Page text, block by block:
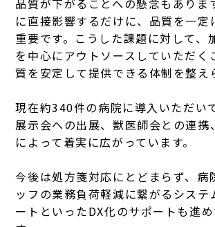
品質が下がることへの懸念もありま
に直接影響するだけに、品質を一定
重要です。こうした課題に対して、
を中心にアウトソースしていただく
質を安定して提供できる体制を整え
現在約340件の病院に導入いただい
展示会への出展、獣医師会との連携
によって着実に広がっています。
今後は処方箋対応にとどまらず、病
ッフの業務負荷軽減に繋がるシステ
ートといったDX化のサポートも進